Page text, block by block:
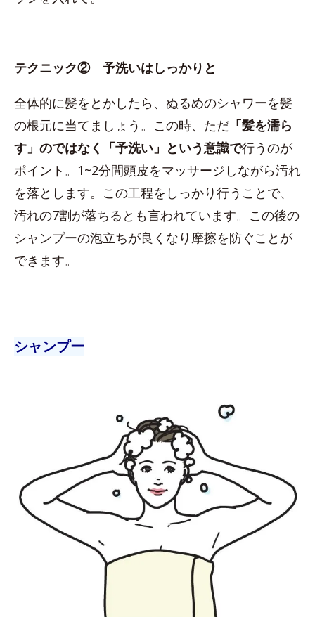
テクニック② 予洗いはしっかりと
全体的に髪をとかしたら、ぬるめのシャワーを髪
の根元に当てましょう。この時、ただ 「髪を濡ら
す」のではなく「予洗い」という意識で行うのが
ポイント。1~2分間頭皮をマッサージしながら汚れ
を落とします。この工程をしっかり行うことで、
汚れの7割が落ちるとも言われています。この後の
シャンプーの泡立ちが良くなり摩擦を防ぐことが
できます。
シャンプー